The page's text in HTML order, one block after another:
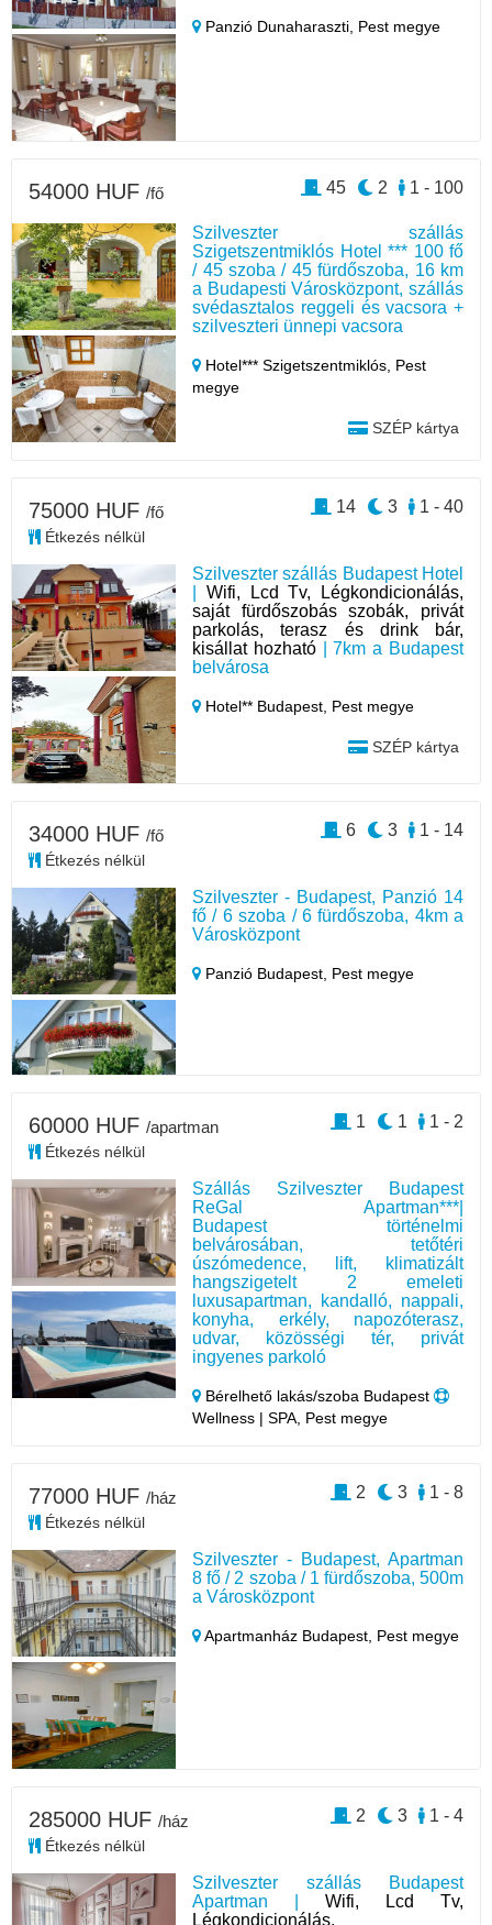
Panzió Dunaharaszti, Pest megye
Szilveszter szállás
Szigetszentmiklós Hotel *** 100 fő
/ 45 szoba / 45 fürdőszoba, 16 km
a Budapesti Városközpont, szállás
svédasztalos reggeli és vacsora +
szilveszteri ünnepi vacsora
Hotel*** Szigetszentmiklós, Pest
megye
SZÉP kártya
54000 HUF /fő 1 - 100
2
45
Szilveszter szállás Budapest Hotel
Wifi, Lcd Tv, Légkondicionálás,
saját fürdőszobás szobák, privát
parkolás, terasz és drink bár,
kisállat hozható| 7km a Budapest
belvárosa
Hotel** Budapest, Pest megye
SZÉP kártya
75000 HUF /fő
Étkezés nélkül
1 - 40
3
14
Szilveszter - Budapest, Panzió 14
fő / 6 szoba / 6 fürdőszoba, 4km a
Városközpont
Panzió Budapest, Pest megye
34000 HUF /fő
Étkezés nélkül
1 - 14
3
6
Szállás Szilveszter Budapest
ReGal Apartman***|
Budapest történelmi
belvárosában, tetőtéri
úszómedence, lift, klimatizált
hangszigetelt 2 emeleti
luxusapartman, kandalló, nappali,
konyha, erkély, napozóterasz,
udvar, közösségi tér, privát
ingyenes parkoló
Bérelhető lakás/szoba Budapest
Wellness | SPA, Pest megye
60000 HUF /apartman
Étkezés nélkül
1 - 2
1
1
Szilveszter - Budapest, Apartman
8 fő / 2 szoba / 1 fürdőszoba, 500m
a Városközpont
Apartmanház Budapest, Pest megye
77000 HUF /ház
Étkezés nélkül
1 - 8
3
2
Szilveszter szállás Budapest
Apartman |Wifi, Lcd Tv,
Légkondicionálás,
285000 HUF /ház
Étkezés nélkül
1 - 4
3
2